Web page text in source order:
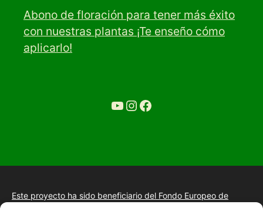
Abono de floración para tener más éxito
con nuestras plantas ¡Te enseño cómo
aplicarlo!
YouTube
Ir a la cuenta de Instagram de Restaurante Tuétano
Ir a la cuenta de facebook de Restaurante Tuétano
Este proyecto ha sido beneficiario del Fondo Europeo de